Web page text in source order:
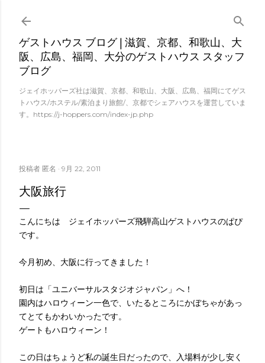
スキップしてメイン コンテンツに移動
ゲストハウス ブログ | 滋賀、京都、和歌山、大
阪、広島、福岡、大分のゲストハウス スタッフ
ブログ
ジェイホッパーズ社は滋賀、京都、和歌山、大阪、広島、福岡にてゲス
トハウス/ホステル/素泊まり旅館/、京都でシェアハウスを運営していま
す。https://j-hoppers.com/index-jp.php
投稿者 匿名 9月 22, 2011
大阪旅行
こんにちは ジェイホッパーズ飛騨高山ゲストハウスのぱぴ
です。
今月初め、大阪に行ってきました！
初日は「ユニバーサルスタジオジャパン」へ！
園内はハロウィーン一色で、いたるところにかぼちゃがあっ
てとてもかわいかったです。
ゲートもハロウィーン！
この日はちょうど私の誕生日だったので、入場料が少し安く